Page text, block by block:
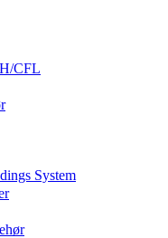
CFL
System